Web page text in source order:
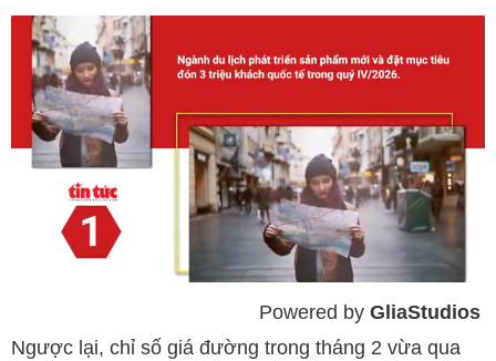
Powered by GliaStudios
Ngược lại, chỉ số giá đường trong tháng 2 vừa qua